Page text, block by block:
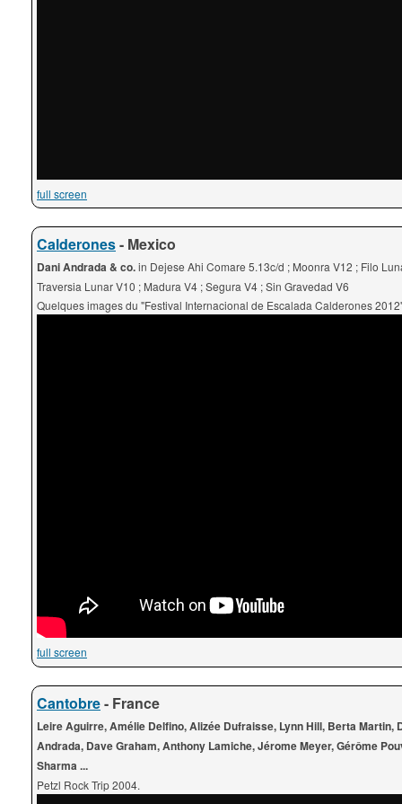
full screen
Calderones- Mexico
Dani Andrada & co.in Dejese Ahi Comare 5.13c/d ; Moonra V12 ; Filo
Traversia Lunar V10 ; Madura V4 ; Segura V4 ; Sin Gravedad V6
Quelques images du "Festival Internacional de Escalada Calderones
full screen
Cantobre- France
Leire Aguirre, Amélie Delfino, Alizée Dufraisse, Lynn Hill, Berta Martin,
Andrada, Dave Graham, Anthony Lamiche, Jérome Meyer, Gérôme
Sharma ...
Petzl Rock Trip 2004.